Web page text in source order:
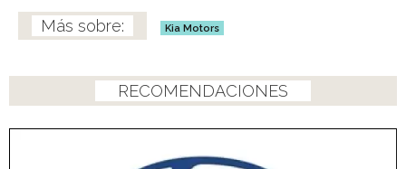
Kia Motors
RECOMENDACIONES